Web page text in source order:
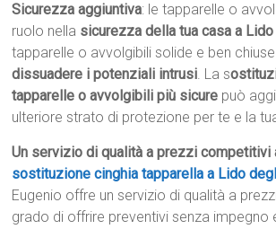
Sicurezza aggiuntiva: le tapparelle o
ruolo nella sicurezza della tua casa a
tapparelle o avvolgibili solide e ben
dissuadere i potenziali intrusi. La s
tapparelle o avvolgibili più sicure può
ulteriore strato di protezione per te e la
Un servizio di qualità a prezzi competitivi
sostituzione cinghia tapparella a Lido
Eugenio offre un servizio di qualità a
grado di offrire preventivi senza impegno